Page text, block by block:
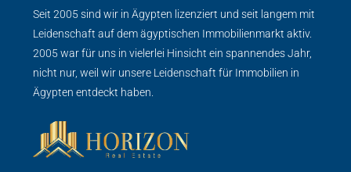
Seit 2005 sind wir in Ägypten lizenziert und seit langem mit
Leidenschaft auf dem ägyptischen Immobilienmarkt aktiv.
2005 war für uns in vielerlei Hinsicht ein spannendes Jahr,
nicht nur, weil wir unsere Leidenschaft für Immobilien in
Ägypten entdeckt haben.